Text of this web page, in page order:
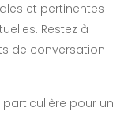
et pertinentes
Restez à
de conversation
pour un